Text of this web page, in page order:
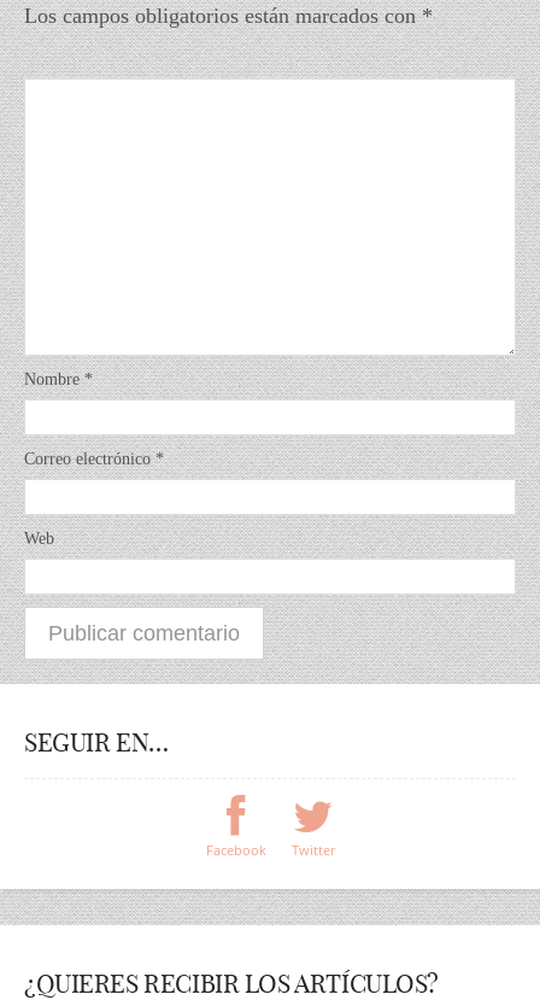
Los campos obligatorios están marcados con*
Nombre*
Correo electrónico*
Web
SEGUIR EN…
Facebook Twitter
¿QUIERES RECIBIR LOS ARTÍCULOS?